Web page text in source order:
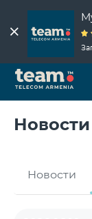
Новости
Новости